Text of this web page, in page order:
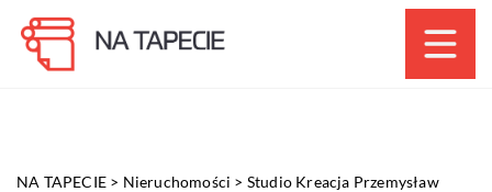
NA TAPECIE > Nieruchomości > Studio Kreacja Przemysław